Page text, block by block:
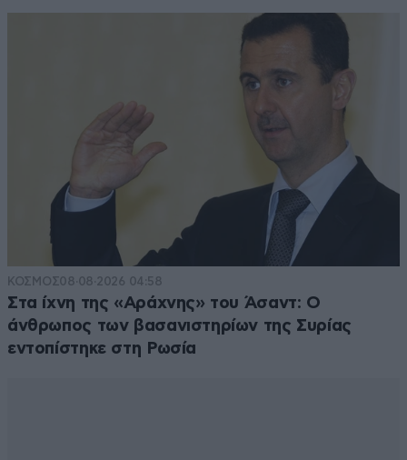
ΚΟΣΜΟΣ08·08·2026 04:58
Στα ίχνη της «Αράχνης» του Άσαντ: Ο
άνθρωπος των βασανιστηρίων της Συρίας
εντοπίστηκε στη Ρωσία